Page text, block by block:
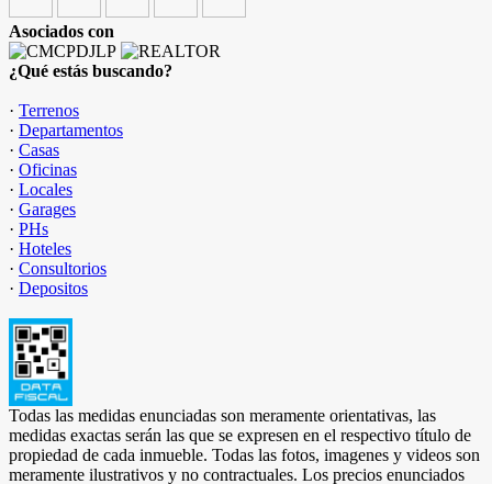
Asociados con
¿Qué estás buscando?
· Terrenos
· Departamentos
· Casas
· Oficinas
· Locales
· Garages
· PHs
· Hoteles
· Consultorios
· Depositos
Todas las medidas enunciadas son meramente orientativas, las
medidas exactas serán las que se expresen en el respectivo título de
propiedad de cada inmueble. Todas las fotos, imagenes y videos son
meramente ilustrativos y no contractuales. Los precios enunciados